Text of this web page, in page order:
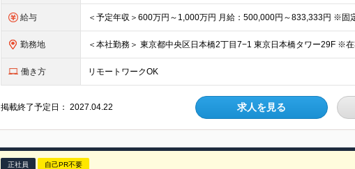
給与
勤務地
働き方 リモートワークOK
掲載終了予定日：2027.04.22 求人を見る
正社員 自己PR不要